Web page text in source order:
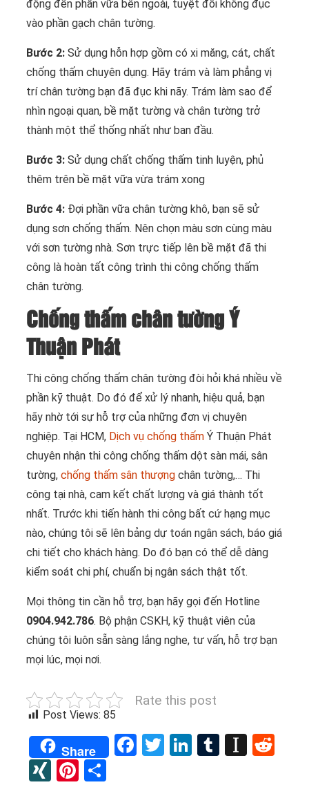
động đến phần vữa bên ngoài, tuyệt đối không đục
vào phần gạch chân tường.
Bước 2: Sử dụng hỗn hợp gồm có xi măng, cát, chất
chống thấm chuyên dụng. Hãy trám và làm phẳng vị
trí chân tường bạn đã đục khi nãy. Trám làm sao để
nhìn ngoại quan, bề mặt tường và chân tường trở
thành một thể thống nhất như ban đầu.
Bước 3: Sử dụng chất chống thấm tinh luyện, phủ
thêm trên bề mặt vữa vừa trám xong
Bước 4: Đợi phần vữa chân tường khô, bạn sẽ sử
dụng sơn chống thấm. Nên chọn màu sơn cùng màu
với sơn tường nhà. Sơn trực tiếp lên bề mặt đã thi
công là hoàn tất công trình thi công chống thấm
chân tường.
Chống thấm chân tường Ý
Thuận Phát
Thi công chống thấm chân tường đòi hỏi khá nhiều về
phần kỹ thuật. Do đó để xử lý nhanh, hiệu quả, bạn
hãy nhờ tới sự hỗ trợ của những đơn vị chuyên
nghiệp. Tại HCM, Dịch vụ chống thấm Ý Thuận Phát
chuyên nhận thi công chống thấm dột sàn mái, sân
tường, chống thấm sân thượng chân tường,… Thi
công tại nhà, cam kết chất lượng và giá thành tốt
nhất. Trước khi tiến hành thi công bất cứ hạng mục
nào, chúng tôi sẽ lên bảng dự toán ngân sách, báo giá
chi tiết cho khách hàng. Do đó bạn có thể dễ dàng
kiểm soát chi phí, chuẩn bị ngân sách thật tốt.
Mọi thông tin cần hỗ trợ, bạn hãy gọi đến Hotline
0904.942.786. Bộ phận CSKH, kỹ thuật viên của
chúng tôi luôn sẵn sàng lắng nghe, tư vấn, hỗ trợ bạn
mọi lúc, mọi nơi.
Rate this post
Post Views: 85
Share Facebook
TwitterLinkedIn
Tumblr
XINGPinterest